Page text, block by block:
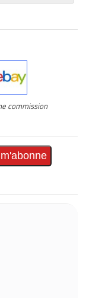
commission